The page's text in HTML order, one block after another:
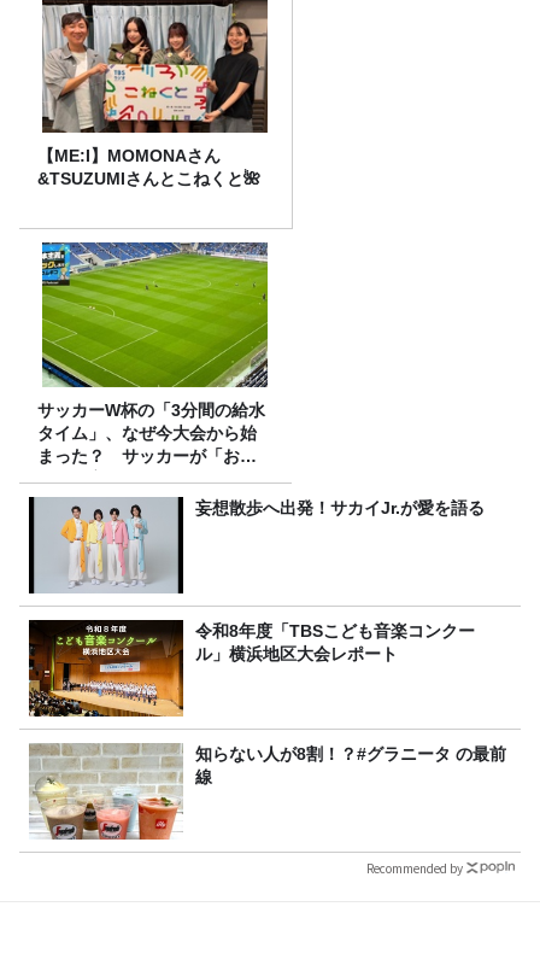
【ME:I】MOMONAさん
&TSUZUMIさんとこねくと🌺
サッカーW杯の「3分間の給水
タイム」、なぜ今大会から始
まった？ サッカーが「お
金」に変わる仕組み
妄想散歩へ出発！サカイJr.が愛を語る
令和8年度「TBSこども音楽コンクー
ル」横浜地区大会レポート
知らない人が8割！？#グラニータ の最前
線
Recommended by